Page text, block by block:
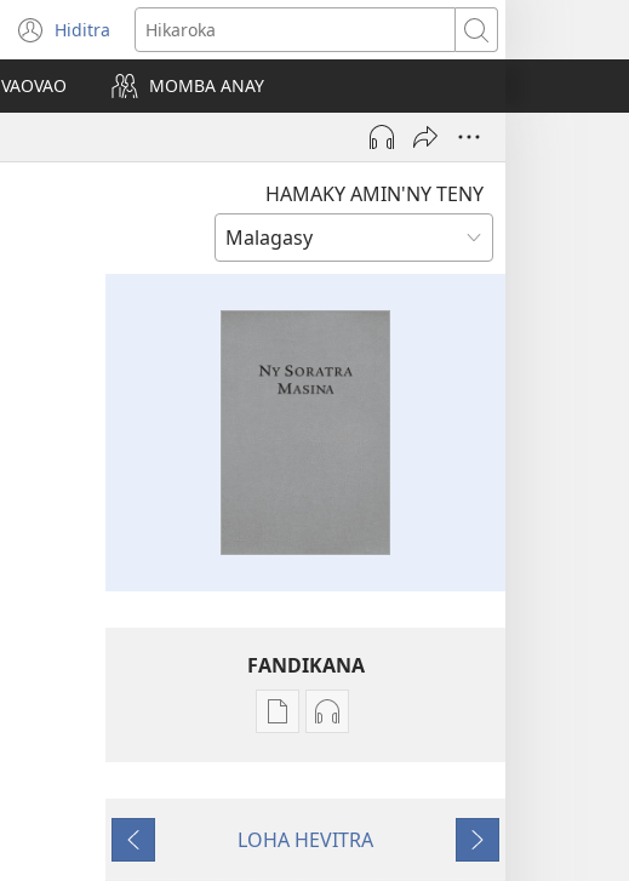
Hiditra
(manokatra
rohy)
Hikaroka
VAOVAO MOMBA ANAY
HAMAKY AMIN'NY TENY
FANDIKANA
Fandikana
Masina
Fandikana
Soratra
Hiverina
LOHA HEVITRA
Manaraka